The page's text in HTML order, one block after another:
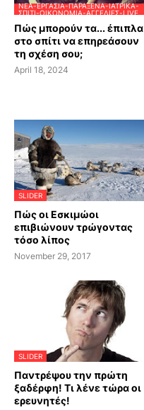
ΝΈΑ-ΕΡΓΑΣΊΑ-ΠΑΡΆΞΕΝΑ-ΙΑΤΡΙΚΆ-
ΣΠΊΤΙ-ΟΙΚΟΝΟΜΊΑ-ΑΓΓΕΛΊΕΣ-LIVE
Πώς μπορούν τα... έπιπλα
στο σπίτι να επηρεάσουν
τη σχέση σου;
April 18, 2024
SLIDER
Πώς οι Εσκιμώοι
επιβιώνουν τρώγοντας
τόσο λίπος
November 29, 2017
SLIDER
Παντρέψου την πρώτη
ξαδέρφη! Τι λένε τώρα οι
ερευνητές!